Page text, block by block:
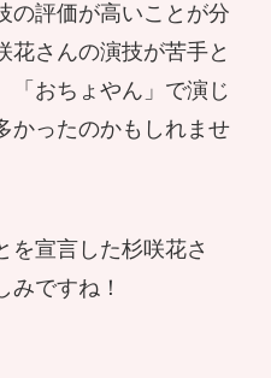
の評価が高いことが分
花さんの演技が苦手と
「おちょやん」で演じ
かったのかもしれませ
を宣言した杉咲花さ
みですね！